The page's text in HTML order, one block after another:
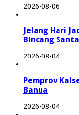
2026-08-06
Jelang Hari
Bincang
2026-08-04
Pemprov
Banua
2026-08-04